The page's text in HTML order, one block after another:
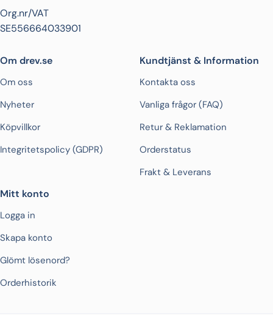
Org.nr/VAT
SE556664033901
Om drev.se
Om oss
Nyheter
Köpvillkor
Integritetspolicy (GDPR)
Kundtjänst & Information
Kontakta oss
Vanliga frågor (FAQ)
Retur & Reklamation
Orderstatus
Frakt & Leverans
Mitt konto
Logga in
Skapa konto
Glömt lösenord?
Orderhistorik